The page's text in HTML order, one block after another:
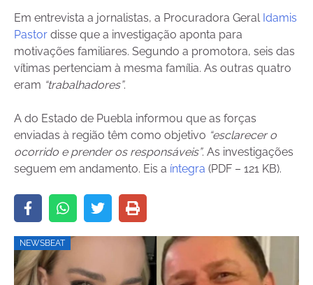
Em entrevista a jornalistas, a Procuradora Geral Idamis
Pastor disse que a investigação aponta para
motivações familiares. Segundo a promotora, seis das
vítimas pertenciam à mesma família. As outras quatro
eram “trabalhadores”.
A do Estado de Puebla informou que as forças
enviadas à região têm como objetivo “esclarecer o
ocorrido e prender os responsáveis”. As investigações
seguem em andamento. Eis a íntegra (PDF – 121 KB).
NEWSBEAT